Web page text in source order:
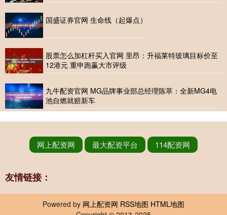
国盛证券官网 生命线（起爆点）
股票怎么加杠杆买入官网 里昂：升福莱特玻璃目标价至
12港元 重申跑赢大市评级
九牛配资官网 MG品牌事业部总经理陈萃：全新MG4电
池自燃就赔新车
网上配资网 最大配资平台 114配资网
友情链接：
Powered by 网上配资网 RSS地图 HTML地图